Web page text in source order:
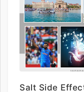
Salt Side